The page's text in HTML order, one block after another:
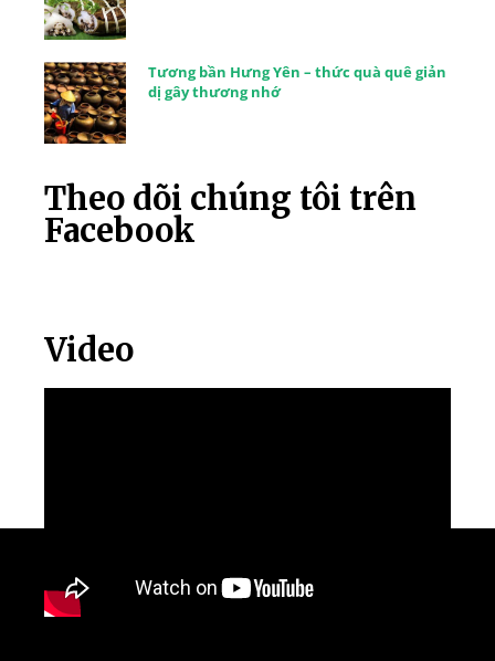
Tương bần Hưng Yên – thức quà quê giản
dị gây thương nhớ
Theo dõi chúng tôi trên
Facebook
Video